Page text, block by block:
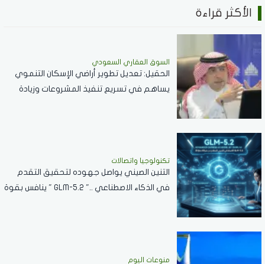
الأكثر قراءة
السوق العقاري السعودي
الحقيل: تعديل تطوير أراضي الإسكان التنموي
يساهم في تسريع تنفيذ المشروعات وزيادة
تكنولوجيا واتصالات
التنين الصيني يواصل جهوده لتحقيق التقدم
في الذكاء الاصطناعي .." GLM-5.2 " ينافس بقوة
منوعات اليوم